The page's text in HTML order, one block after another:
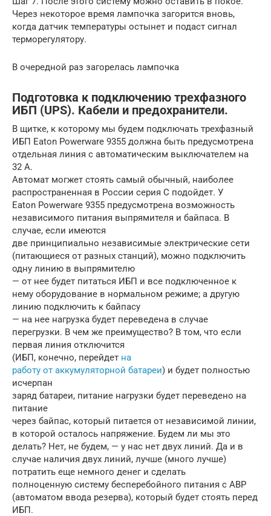
Через некоторое время лампочка загорится вновь,
когда датчик температуры остынет и подаст сигнал
терморегулятору.
В очередной раз загорелась лампочка
Подготовка к подключению трехфазного
ИБП (UPS). Кабели и предохранители.
В щитке, к которому мы будем подключать трехфазный
ИБП Eaton Powerware 9355 должна быть предусмотрена
отдельная линия с автоматическим выключателем на
32 А.
Автомат могжет стоять самый обычный, наиболее
распространенная в России серия С подойдет. У
Eaton Powerware 9355 предусмотрена возможность
независимого питания выпрямителя и байпаса. В
случае, если имеются
две принципиально независимые электрические сети
(питающиеся от разных станций), можно подключить
одну линию в выпрямителю
— от нее будет питаться ИБП и все подключенное к
нему оборудование в нормальном режиме; а другую
линию подключить к байпасу
— на нее нагрузка будет переведена в случае
перегрузки. В чем же преимущество? В том, что если
первая линия отключится
(ИБП, конечно, перейдет на
работу от аккумуляторной батареи) и будет полностью
исчерпан
заряд батареи, питание нагрузки будет переведено на
питание
через байпас, который питается от независимой линии,
в которой осталось напряжение. Будем ли мы это
делать? Нет, не будем, — у нас нет двух линий. Да и в
случае наличия двух линий, лучше (много лучше)
потратить еще немного денег и сделать
полноценную систему бесперебойного питания с АВР
(автоматом ввода резерва), который будет стоять перед
ИБП.